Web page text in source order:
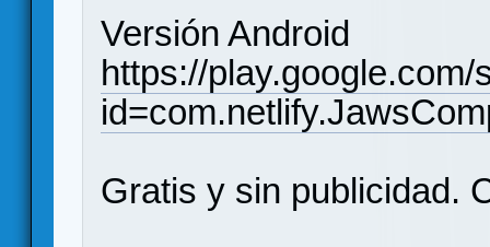
Versión Android
https://
Gratis y sin publicidad.